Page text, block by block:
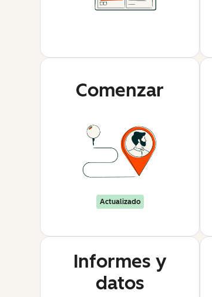
Actualizado
Comenzar
Informes y
datos